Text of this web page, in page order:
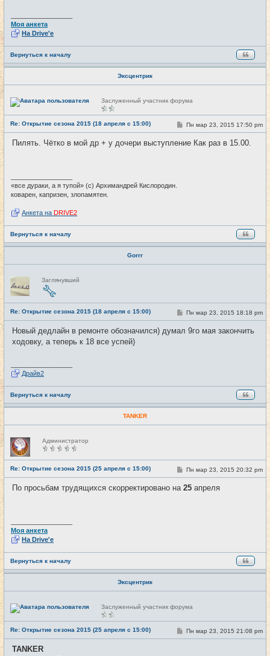
Моя анкета
На Drive'e
Вернуться к началу
Эксцентрик
Н
е
е
т
и
Заслуженный участник форума
Re: Открытие сезона 2015 (18 апреля с 15:00) #2
С
о
б
Пн мар 23, 2015 17:50 pm
Пилять. Чётко в мой др + у дочери выступление Как раз в 15.00.
«все дураки, а я тупой» (с) Архимандрей Кислородин.
коварен, капризен, злопамятен.
Анкета на DRIVE2
Вернуться к началу
Gorrr
Н
е
в
с
е
т
и
Заглянувший
Re: Открытие сезона 2015 (18 апреля с 15:00) #3
С
о
б
Пн мар 23, 2015 18:18 pm
Новый дедлайн в ремонте обозначился) думал 9го мая закончить
ходовку, а теперь к 18 все успей)
Драйв2
Вернуться к началу
TANKER
Н
е
в
с
е
т
и
Администратор
Re: Открытие сезона 2015 (25 апреля с 15:00) #4
С
о
о
б
Пн мар 23, 2015 20:32 pm
По просьбам трудящихся скорректировано на 25 апреля
Моя анкета
На Drive'e
Вернуться к началу
Эксцентрик
Н
е
е
т
и
Заслуженный участник форума
Re: Открытие сезона 2015 (25 апреля с 15:00) #5
С
о
Пн мар 23, 2015 21:08 pm
TANKER